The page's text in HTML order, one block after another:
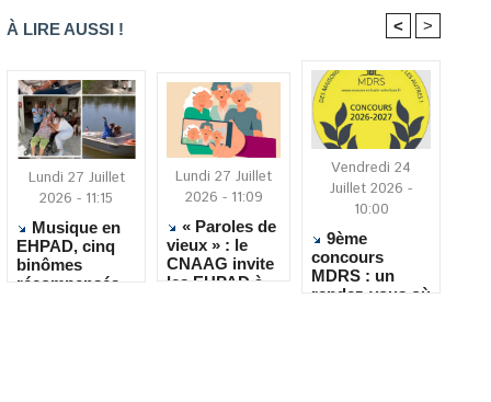
À LIRE AUSSI ! < >
Lundi 27 Juillet
2026 - 11:15
Musique en
EHPAD, cinq
binômes
récompensés
Lundi 27 Juillet
2026 - 11:09
« Paroles de
vieux » : le
CNAAG invite
les EHPAD à
Vendredi 24
Juillet 2026 -
10:00
9ème
concours
MDRS : un
rendez-vous où